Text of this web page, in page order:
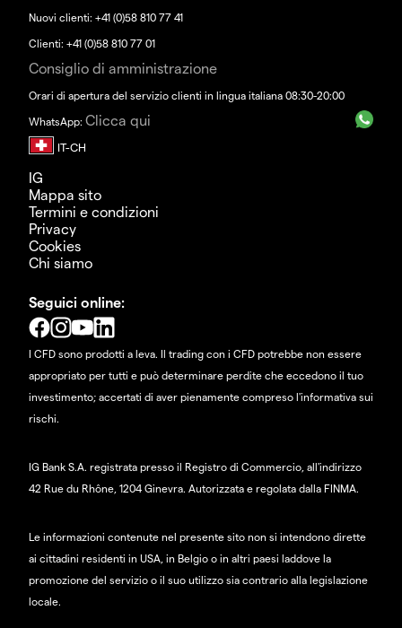
Nuovi clienti: +41 (0)58 810 77 41
Clienti: +41 (0)58 810 77 01
Consiglio di amministrazione
Orari di apertura del servizio clienti in lingua italiana 08:30-20:00
WhatsApp: Clicca qui
IG
Mappa sito
Termini e condizioni
Privacy
Cookies
Chi siamo
Seguici online:
I CFD sono prodotti a leva. Il trading con i CFD potrebbe non essere
appropriato per tutti e può determinare perdite che eccedono il tuo
investimento; accertati di aver pienamente compreso l'informativa sui
rischi.
IG Bank S.A. registrata presso il Registro di Commercio, all'indirizzo
42 Rue du Rhône, 1204 Ginevra. Autorizzata e regolata dalla FINMA.
Le informazioni contenute nel presente sito non si intendono dirette
ai cittadini residenti in USA, in Belgio o in altri paesi laddove la
promozione del servizio o il suo utilizzo sia contrario alla legislazione
locale.